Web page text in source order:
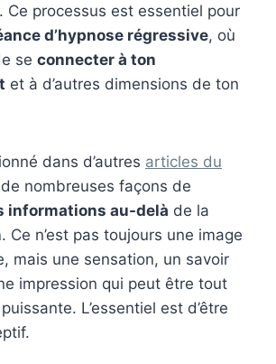
. Ce processus est essentiel pour
d’hypnose régressive, où
se connecter à ton
et à d’autres dimensions de ton
dans d’autres articles du
nombreuses façons de
informations au-delà de la
. Ce n’est pas toujours une image
mais une sensation, un savoir
impression qui peut être tout
L’essentiel est d’être